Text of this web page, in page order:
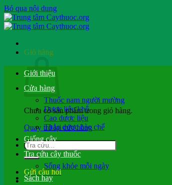
Bỏ qua nội dung
Giỏ hàng
Chưa có sản phẩm trong giỏ hàng.
Quay trở lại cửa hàng
Gửi câu hỏi
Giới thiệu
Cửa hàng
Thuốc nam người mường
Dược liệu khô
Cao dược liệu
Thảo dược bào chế
Giống cây
Tra cứu cây thuốc
Sống khỏe mỗi ngày
Sách hay